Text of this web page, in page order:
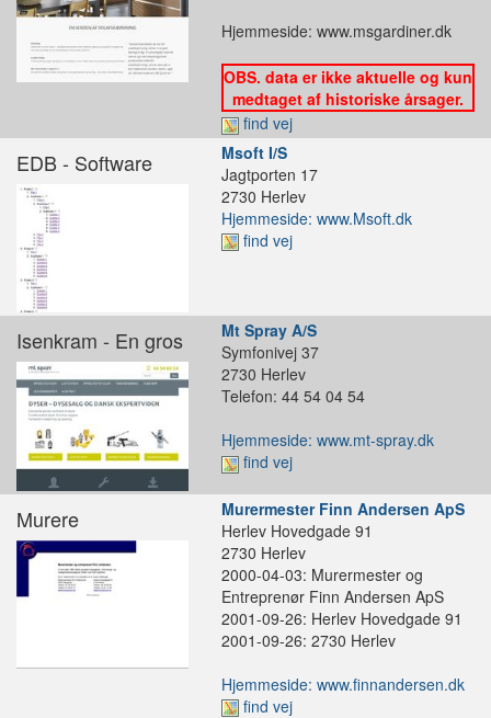
Hjemmeside: www.msgardiner.dk
OBS. data er ikke aktuelle og kun
medtaget af historiske årsager.
find vej
EDB - Software
Msoft I/S
Jagtporten 17
2730 Herlev
Hjemmeside: www.Msoft.dk
find vej
Isenkram - En gros
Mt Spray A/S
Symfonivej 37
2730 Herlev
Telefon: 44 54 04 54
Hjemmeside: www.mt-spray.dk
find vej
Murere
Murermester Finn Andersen ApS
Herlev Hovedgade 91
2730 Herlev
2000-04-03: Murermester og
Entreprenør Finn Andersen ApS
2001-09-26: Herlev Hovedgade 91
2001-09-26: 2730 Herlev
Hjemmeside: www.finnandersen.dk
find vej